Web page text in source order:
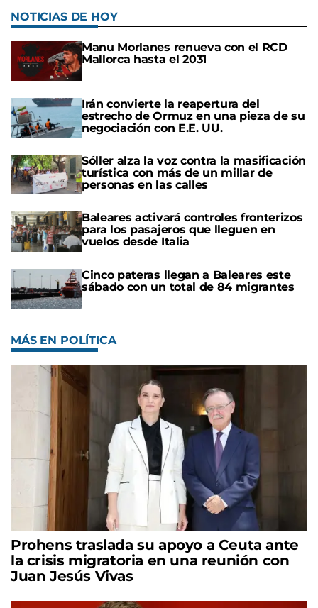
NOTICIAS DE HOY
Manu Morlanes renueva con el RCD
Mallorca hasta el 2031
Irán convierte la reapertura del
estrecho de Ormuz en una pieza de su
negociación con E.E. UU.
Sóller alza la voz contra la masificación
turística con más de un millar de
personas en las calles
Baleares activará controles fronterizos
para los pasajeros que lleguen en
vuelos desde Italia
Cinco pateras llegan a Baleares este
sábado con un total de 84 migrantes
MÁS EN POLÍTICA
Prohens traslada su apoyo a Ceuta ante
la crisis migratoria en una reunión con
Juan Jesús Vivas